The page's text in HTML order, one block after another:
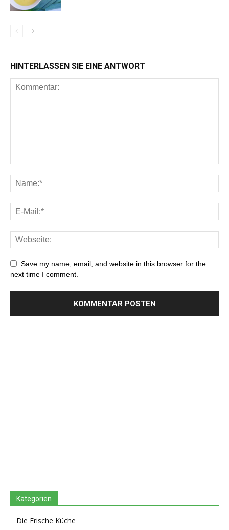
HINTERLASSEN SIE EINE ANTWORT
Save my name, email, and website in this browser for the
next time I comment.
Kategorien
Die Frische Küche